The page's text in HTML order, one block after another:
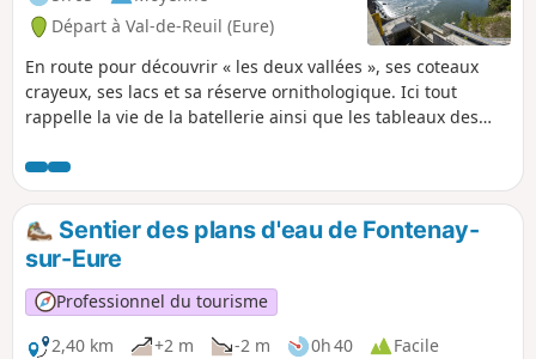
Départ à Val-de-Reuil (Eure)
En route pour découvrir « les deux vallées », ses coteaux
crayeux, ses lacs et sa réserve ornithologique. Ici tout
rappelle la vie de la batellerie ainsi que les tableaux des
vous serez impressionné par le barrage crachant d’une
force incroyable des mètres cubes d’eau puis vous laisserez
place à la douceur de vivre le long du chemin du halage où
chaque maisonnette possède sa petite terrasse sur la Seine.
C’est d’ailleurs ici que Michèle Ratel, artiste peintre post
impressionniste, a choisi d’y installer ses chevalets et sa
galerie de peinture.
Sentier des plans d'eau de Fontenay-
sur-Eure
Professionnel du tourisme
2,40 km
+2 m -2 m 0h 40
Facile